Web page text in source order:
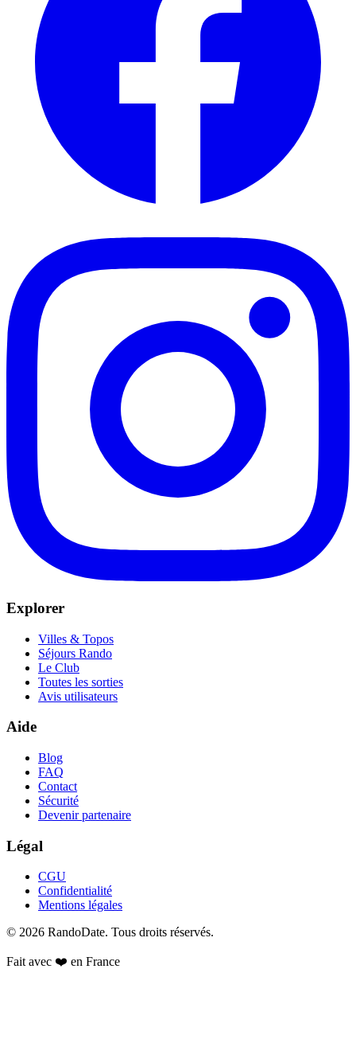
Explorer
Villes & Topos
Séjours Rando
Le Club
Toutes les sorties
Avis utilisateurs
Aide
Blog
FAQ
Contact
Sécurité
Devenir partenaire
Légal
CGU
Confidentialité
Mentions légales
© 2026 RandoDate. Tous droits réservés.
Fait avec ❤️ en France